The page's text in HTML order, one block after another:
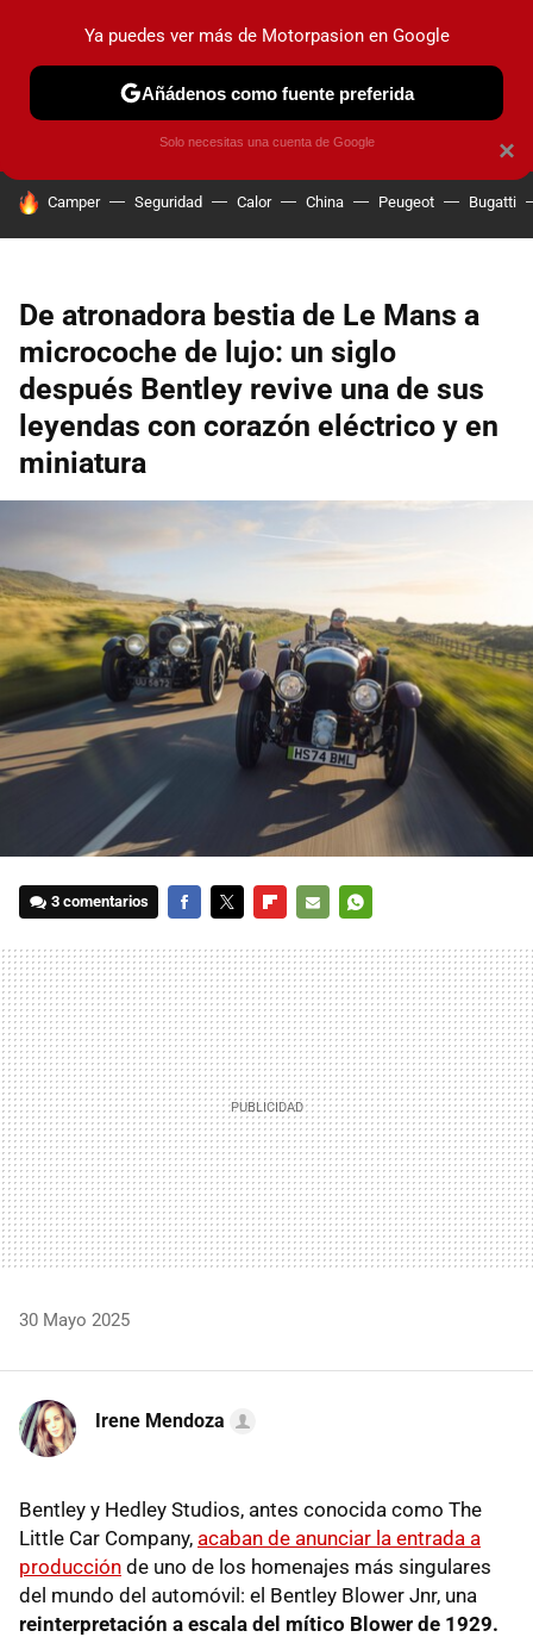
PRUEBAS COCHES ELÉCTRICOS OBSERVATORIO
HOY SE HABLA DE
Camper Seguridad Calor China Peugeot Bugatti
De atronadora bestia de Le Mans a
microcoche de lujo: un siglo
después Bentley revive una de sus
leyendas con corazón eléctrico y en
miniatura
3 comentarios
MAIL
30 Mayo 2025
Irene Mendoza
Bentley y Hedley Studios, antes conocida como The
Little Car Company, acaban de anunciar la entrada a
producción de uno de los homenajes más singulares
del mundo del automóvil: el Bentley Blower Jnr, una
reinterpretación a escala del mítico Blower de 1929.
×
Ya puedes ver más de Motorpasion en Google
Añádenos como fuente preferida
Solo necesitas una cuenta de Google